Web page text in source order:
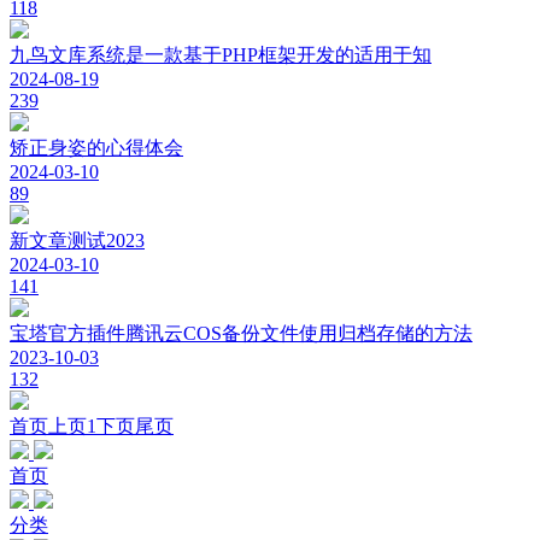
118
九鸟文库系统是一款基于PHP框架开发的适用于知
2024-08-19
239
矫正身姿的心得体会
2024-03-10
89
新文章测试2023
2024-03-10
141
宝塔官方插件腾讯云COS备份文件使用归档存储的方法
2023-10-03
132
首页 上页1下页尾页
首页
分类